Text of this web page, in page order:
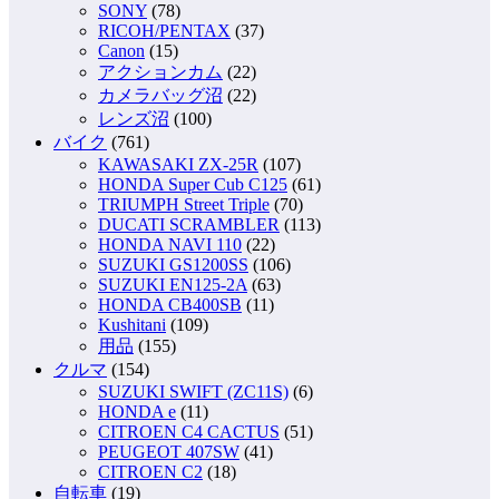
SONY (78)
RICOH/PENTAX (37)
Canon (15)
アクションカム (22)
カメラバッグ沼 (22)
レンズ沼 (100)
バイク (761)
KAWASAKI ZX-25R (107)
HONDA Super Cub C125 (61)
TRIUMPH Street Triple (70)
DUCATI SCRAMBLER (113)
HONDA NAVI 110 (22)
SUZUKI GS1200SS (106)
SUZUKI EN125-2A (63)
HONDA CB400SB (11)
Kushitani (109)
用品 (155)
クルマ (154)
SUZUKI SWIFT (ZC11S) (6)
HONDA e (11)
CITROEN C4 CACTUS (51)
PEUGEOT 407SW (41)
CITROEN C2 (18)
自転車 (19)